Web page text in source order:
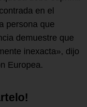
en el
persona que
demuestre que
inexacta», dijo
Europea.
rte o!